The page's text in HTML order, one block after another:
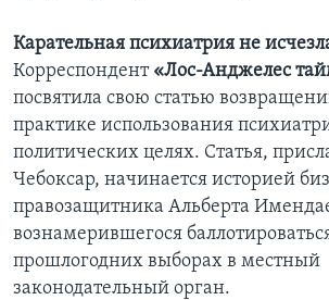
Карательная психиатрия не
Корреспондент «Лос-Анджелес
посвятила свою статью
практике использования
политических целях. Статья,
Чебоксар, начинается историей
правозащитника Альберта
вознамерившегося
прошлогодних выборах в местный
законодательный орган.